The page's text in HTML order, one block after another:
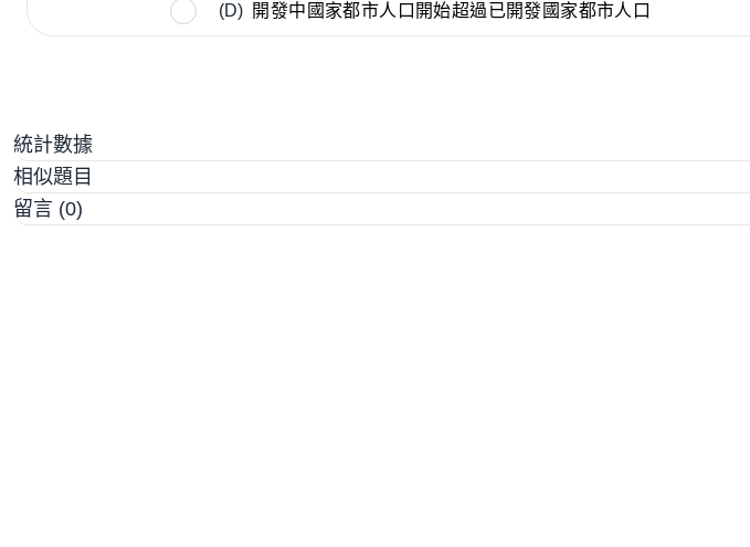
(D) 開發中國家都市人口開始超過已開發國家都市人口
統計數據
相似題目
留言 (0)